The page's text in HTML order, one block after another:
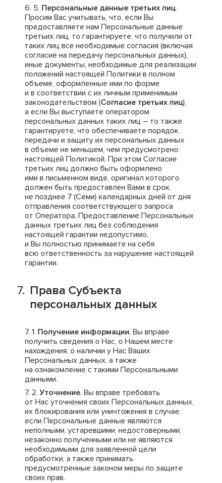
Персональные данные третьих лиц.
Просим Вас учитывать, что, если Вы
предоставляете нам Персональные данные
третьих лиц, то гарантируете, что получили от
таких лиц все необходимые согласия (включая
согласие на передачу персональных данных),
иные документы, необходимые для реализации
положений настоящей Политики в полном
объеме, оформленные ими по форме
и в соответствии с их личным применимым
законодательством (Согласие третьих лиц),
а если Вы выступаете оператором
персональных данных таких лиц – то также
гарантируете, что обеспечиваете порядок
передачи и защиту их персональных данных
в объеме не меньшем, чем предусмотрено
настоящей Политикой. При этом Согласие
третьих лиц должно быть оформлено
ими в письменном виде, оригинал которого
должен быть предоставлен Вами в срок,
не позднее 7 (Семи) календарных дней от дня
отправления соответствующего запроса
от Оператора. Предоставление Персональных
данных третьих лиц без соблюдения
настоящей гарантии недопустимо,
и Вы полностью принимаете на себя
всю ответственность за нарушение настоящей
гарантии.
Права Субъекта
персональных данных
Получение информации. Вы вправе
получить сведения о Нас, о Нашем месте
нахождения, о наличии у Нас Ваших
Персональных данных, а также
на ознакомление с такими Персональными
данными.
Уточнение. Вы вправе требовать
от Нас уточнения своих Персональных данных,
их блокирования или уничтожения в случае,
если Персональные данные являются
неполными, устаревшими, недостоверными,
незаконно полученными или не являются
необходимыми для заявленной цели
обработки, а также принимать
предусмотренные законом меры по защите
своих прав.